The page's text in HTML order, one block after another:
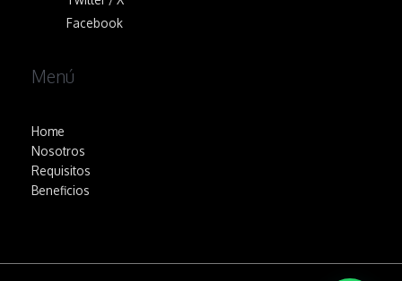
Facebook
Menú
Home
Nosotros
Requisitos
Beneficios